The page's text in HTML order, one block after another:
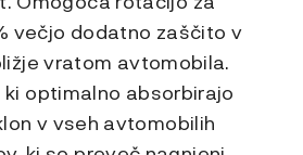
večjo dodatno zaščito v
vratom avtomobila.
optimalno absorbirajo
v vseh avtomobilih